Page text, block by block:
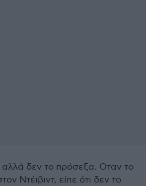
δεν το πρόσεξα. Οταν το
Ντέιβιντ, είπε ότι δεν το